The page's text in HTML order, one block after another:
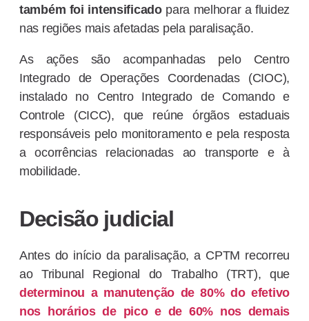
também foi intensificadopara melhorar a fluidez
nas regiões mais afetadas pela paralisação.
As ações são acompanhadas pelo Centro
Integrado de Operações Coordenadas (CIOC),
instalado no Centro Integrado de Comando e
Controle (CICC), que reúne órgãos estaduais
responsáveis pelo monitoramento e pela resposta
a ocorrências relacionadas ao transporte e à
mobilidade.
Decisão judicial
Antes do início da paralisação, a CPTM recorreu
ao Tribunal Regional do Trabalho (TRT), que
determinou a manutenção de 80% do efetivo
nos horários de pico e de 60% nos demais